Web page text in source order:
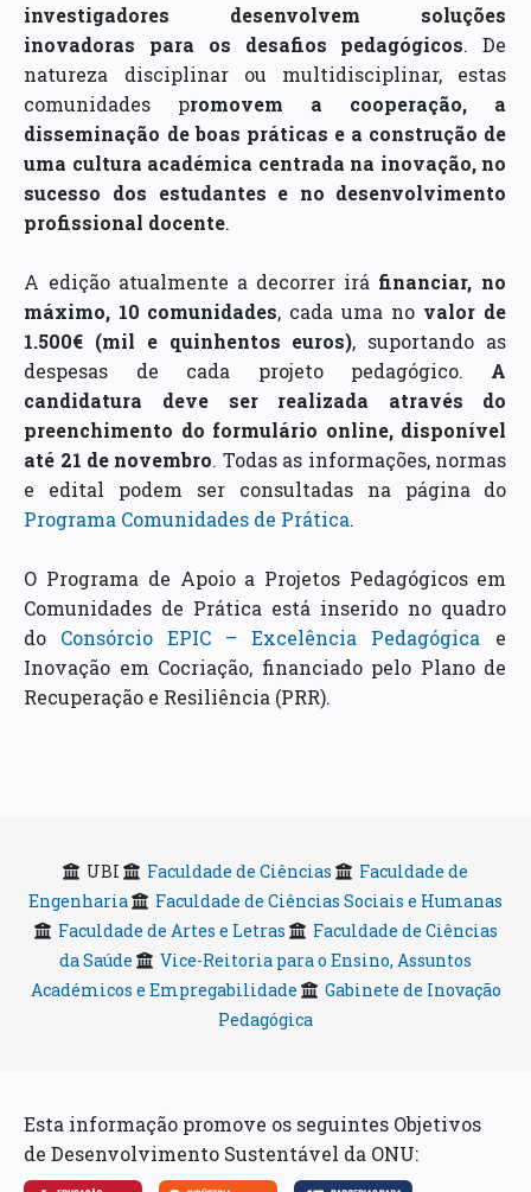
investigadores desenvolvem soluções
inovadoras para os desafios pedagógicos. De
natureza disciplinar ou multidisciplinar, estas
comunidades promovem a cooperação, a
disseminação de boas práticas e a construção de
uma cultura académica centrada na inovação, no
sucesso dos estudantes e no desenvolvimento
profissional docente.
A edição atualmente a decorrer irá financiar, no
máximo, 10 comunidades, cada uma no valor de
1.500€ (mil e quinhentos euros), suportando as
despesas de cada projeto pedagógico. A
candidatura deve ser realizada através do
preenchimento do formulário online, disponível
até 21 de novembro. Todas as informações, normas
e edital podem ser consultadas na página do
Programa Comunidades de Prática.
O Programa de Apoio a Projetos Pedagógicos em
Comunidades de Prática está inserido no quadro
do Consórcio EPIC – Excelência Pedagógica e
Inovação em Cocriação, financiado pelo Plano de
Recuperação e Resiliência (PRR).
UBI Faculdade de Ciências
Faculdade de
Engenharia
Faculdade de Ciências Sociais e Humanas
Faculdade de Artes e Letras
Faculdade de Ciências
da Saúde
Vice-Reitoria para o Ensino, Assuntos
Académicos e Empregabilidade
Gabinete de Inovação
Pedagógica
Esta informação promove os seguintes Objetivos
de Desenvolvimento Sustentável da ONU: